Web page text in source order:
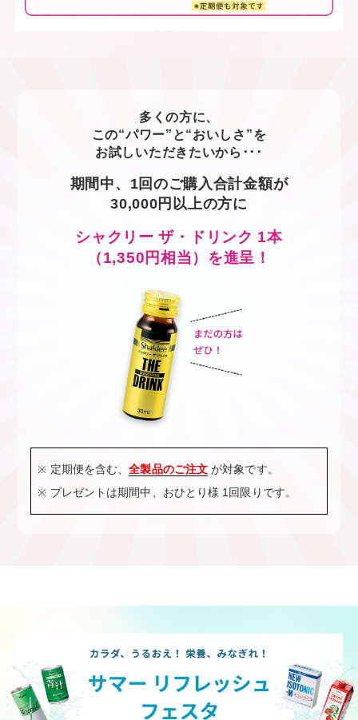
多くの方に、
この“パワー”と“おいしさ”を
お試しいただきたいから･･･
期間中、1回のご購入合計金額が
30,000円以上の方に
シャクリー ザ・ドリンク 1本
（1,350円相当）を進呈！
定期便を含む、全製品のご注文 が対象です。
プレゼントは期間中、おひとり様 1回限りです。